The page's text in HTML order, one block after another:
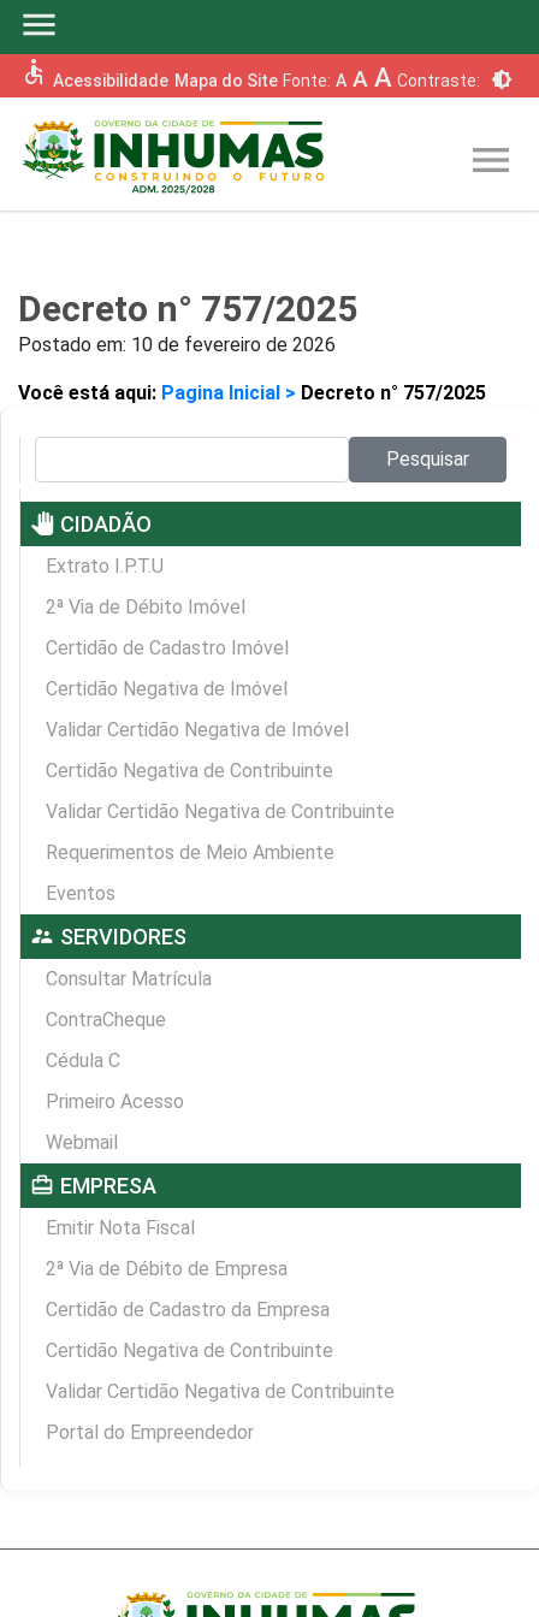
menu
accessible Acessibilidade Mapa do Site Fonte: A A A Contraste: brightness_6
menu
Decreto n° 757/2025
Postado em: 10 de fevereiro de 2026
Você está aqui: Pagina Inicial > Decreto n° 757/2025
Pesquisar
pan_tool CIDADÃO
Extrato I.P.T.U
2ª Via de Débito Imóvel
Certidão de Cadastro Imóvel
Certidão Negativa de Imóvel
Validar Certidão Negativa de Imóvel
Certidão Negativa de Contribuinte
Validar Certidão Negativa de Contribuinte
Requerimentos de Meio Ambiente
Eventos
supervisor_account SERVIDORES
Consultar Matrícula
ContraCheque
Cédula C
Primeiro Acesso
Webmail
card_travel EMPRESA
Emitir Nota Fiscal
2ª Via de Débito de Empresa
Certidão de Cadastro da Empresa
Certidão Negativa de Contribuinte
Validar Certidão Negativa de Contribuinte
Portal do Empreendedor